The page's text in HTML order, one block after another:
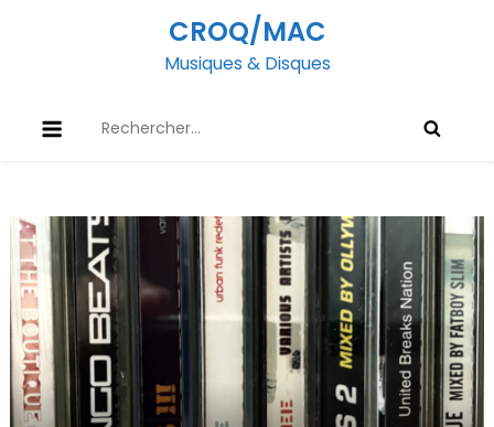
CROQ/MAC
Musiques & Disques